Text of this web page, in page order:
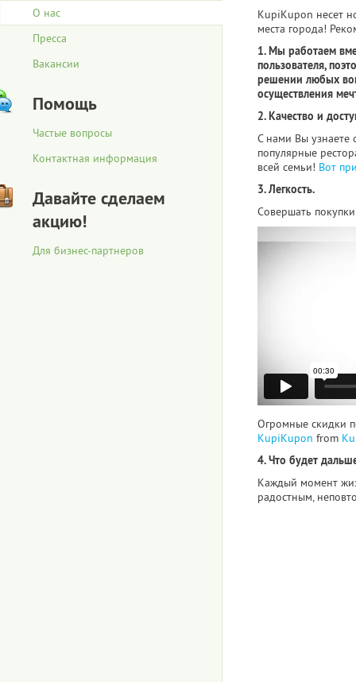
О нас
Пресса
Вакансии
Помощь
Частые вопросы
Контактная информация
Давайте сделаем
акцию!
Для бизнес-партнеров
KupiKupon несет
места города!
1. Мы работаем
пользователя,
решении любых
осуществления
2. Качество и
С нами Вы узнаете
популярные
всей семьи! Вот
3. Легкость.
Совершать
Огромные скидки
KupiKupon from
4. Что будет
Каждый момент
радостным,